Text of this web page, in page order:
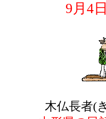
9月4
木仏長者(